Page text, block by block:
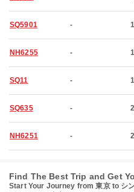
SQ5901 -
NH6255 -
SQ11 -
SQ635 -
NH6251 -
Find The Best Trip and Get
Start Your Journey from 東京 to シ